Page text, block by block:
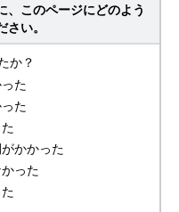
、このページにどのよう
さい。
か？
た
た
かかった
った